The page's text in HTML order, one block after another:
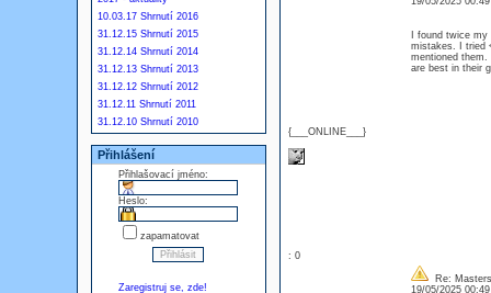
10.03.17 Shrnutí 2016
31.12.15 Shrnutí 2015
31.12.14 Shrnutí 2014
31.12.13 Shrnutí 2013
31.12.12 Shrnutí 2012
31.12.11 Shrnutí 2011
31.12.10 Shrnutí 2010
Přihlášení
Přihlašovací jméno:
Heslo:
zapamatovat
Zaregistruj se, zde!
{___ONLINE___}
I found twice
mistakes. I tried
mentioned
are best in their
: 0
Re:
19/05/2025